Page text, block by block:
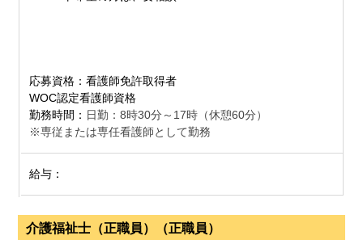
応募資格：看護師免許取得者
WOC認定看護師資格
勤務時間： 日勤：8時30分～17時（休憩60分）
※専従または専任看護師として勤務
給与：
介護福祉士（正職員）（正職員）